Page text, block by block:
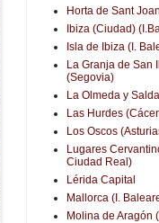
Horta de Sant
Ibiza (Ciudad)
Isla de Ibiza (I.
La Granja de San
(Segovia)
La Olmeda y
Las Hurdes
Los Oscos
Lugares
Ciudad Real)
Lérida Capital
Mallorca (I.
Molina de Aragón